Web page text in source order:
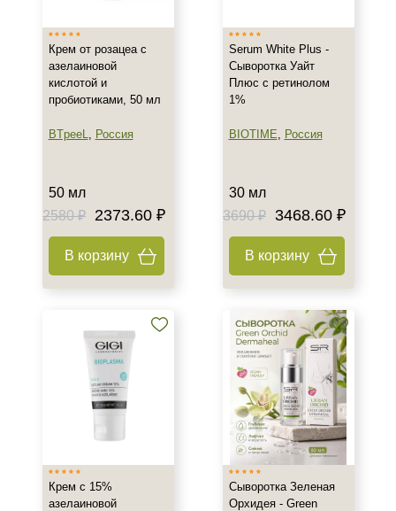
Ежедневный
Для женщин
Пилинг
Форма выпуска
Флакон
Крем от розацеа с
азелаиновой
кислотой и
пробиотиками, 50 мл
BTpeeL, Россия
50 мл
2580 ₽
2373.60 ₽
В корзину
Serum White Plus -
Сыворотка Уайт
Плюс с ретинолом
1%
BIOTIME, Россия
30 мл
3690 ₽
3468.60 ₽
В корзину
Крем с 15%
азелаиновой
Сыворотка Зеленая
Орхидея - Green